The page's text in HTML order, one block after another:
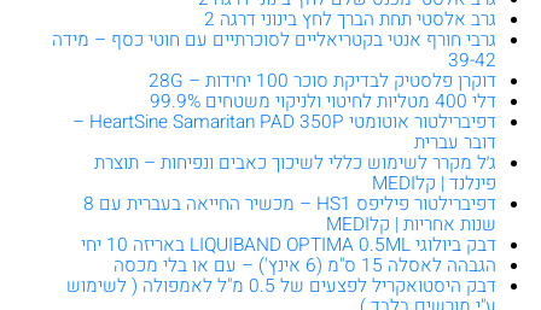
גרב אלסטי תחת הברך לחץ בינוני דרגה 2
גרבי חורף אנטי בקטריאליים לסוכרתיים עם חוטי כסף – מידה
39-42
דוקרן פלסטיק לבדיקת סוכר 100 יחידות – 28G
דלי 400 מטליות לחיטוי ולניקוי משטחים 99.9%
דפיברילטור אוטומטי HeartSine Samaritan PAD 350P –
דובר עברית
ג׳ל מקרר לשימוש כללי לשיכוך כאבים ונפיחות – תוצרת
פינלנד | קלMEDI
דפיברילטור פיליפס HS1 – מכשיר החייאה בעברית עם 8
שנות אחריות | קלMEDI
דבק ביולוגי LIQUIBAND OPTIMA 0.5ML באריזה 10 יחי
הגבהה לאסלה 15 ס"מ (6 אינץ') – עם או בלי מכסה
דבק היסטואקריל לפצעים של 0.5 מ"ל לאמפולה ( לשימוש